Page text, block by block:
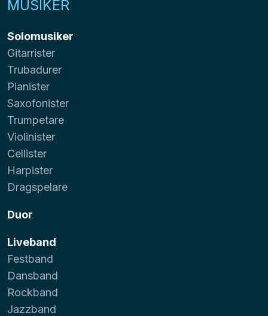
MUSIKER
Solomusiker
Gitarrister
Trubadurer
Pianister
Saxofonister
Trumpetare
Violinister
Cellister
Harpister
Dragspelare
Duor
Liveband
Festband
Dansband
Rockband
Jazzband